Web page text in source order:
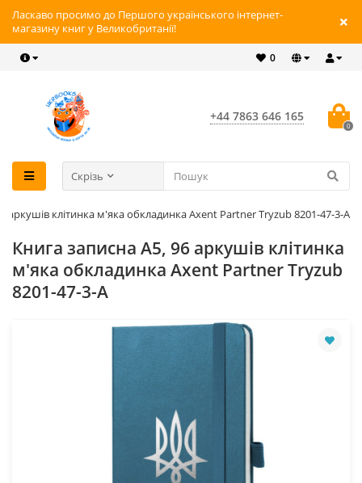
Ласкаво просимо до Першого українського інтернет-
магазину книг у Великобританії!
0
+44 7863 646 165
0
Скрізь
аркушів клітинка м'яка обкладинка Axent Partner Tryzub 8201-47-3-A
Книга записна А5, 96 аркушів клітинка
м'яка обкладинка Axent Partner Tryzub
8201-47-3-A